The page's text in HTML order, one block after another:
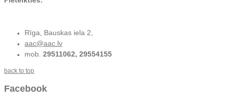
Rīga, Bauskas iela 2,
aac@aac.lv
mob. 29511062, 29554155
back to top
Facebook